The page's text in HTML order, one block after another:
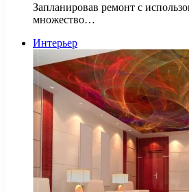
Запланировав ремонт с
множество…
Интерьер